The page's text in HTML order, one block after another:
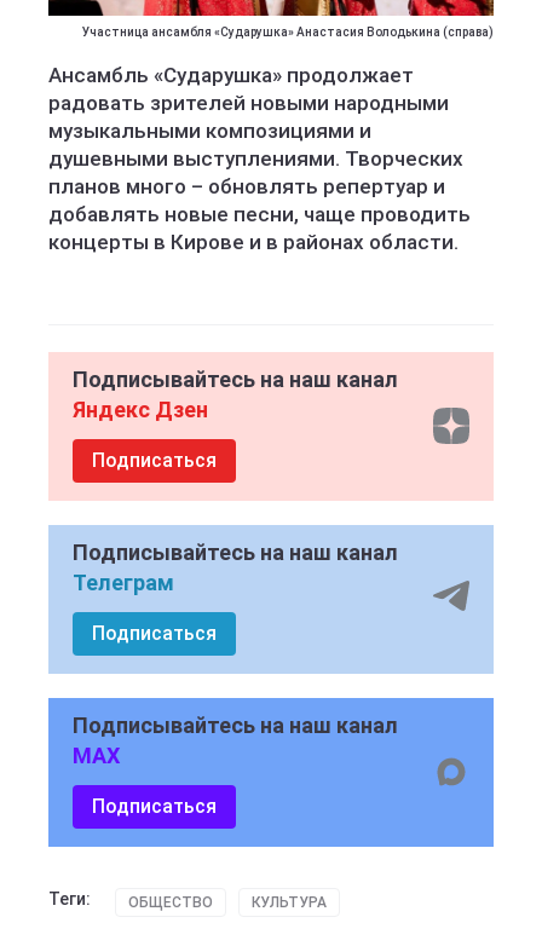
Участница ансамбля «Сударушка» Анастасия Володькина (справа)
Ансамбль «Сударушка» продолжает
радовать зрителей новыми народными
музыкальными композициями и
душевными выступлениями. Творческих
планов много – обновлять репертуар и
добавлять новые песни, чаще проводить
концерты в Кирове и в районах области.
Подписывайтесь на наш канал
Яндекс Дзен
Подписаться
Подписывайтесь на наш канал
Телеграм
Подписаться
Подписывайтесь на наш канал
MAX
Подписаться
Теги: ОБЩЕСТВО КУЛЬТУРА